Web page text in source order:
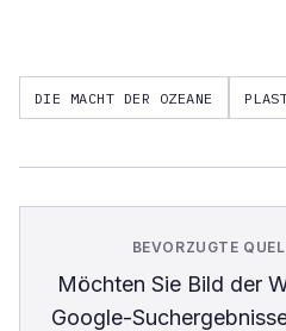
DIE MACHT DER OZEANE
BEVORZUGTE
Möchten Sie Bild der
Google-